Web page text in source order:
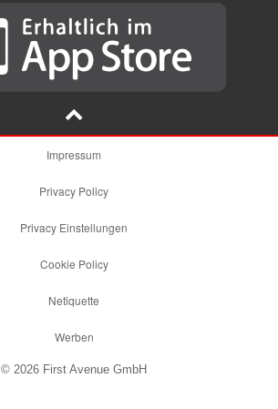
Impressum
Privacy Policy
Privacy Einstellungen
Cookie Policy
Netiquette
Werben
© 2026 First Avenue GmbH